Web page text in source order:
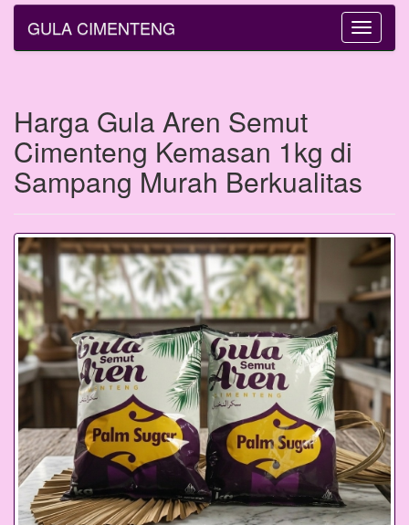
Toggle
GULA CIMENTENG
Harga Gula Aren Semut
Cimenteng Kemasan 1kg di
Sampang Murah Berkualitas